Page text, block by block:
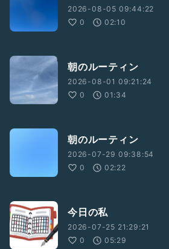
2026-08-05 09:44:22
0
02:10
朝のルーティン
2026-08-01 09:21:24
0
01:34
朝のルーティン
2026-07-29 09:38:54
0
02:22
今日の私
2026-07-25 21:29:21
0
05:29